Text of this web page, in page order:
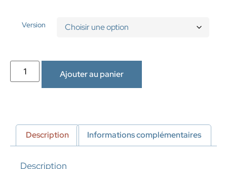
Version
Ajouter au panier
Description Informations complémentaires
Description